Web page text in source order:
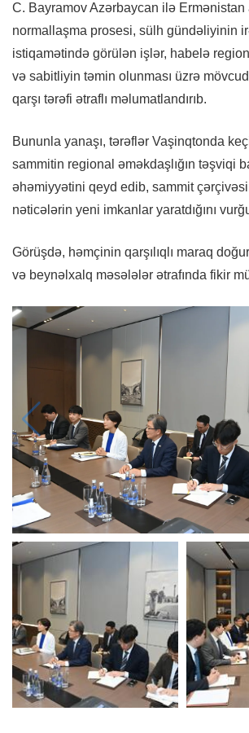
C. Bayramov Azərbaycan ilə Ermənistan
normallaşma prosesi, sülh gündəliyinin
istiqamətində görülən işlər, habelə
və sabitliyin təmin olunması üzrə
qarşı tərəfi ətraflı məlumatlandırıb.
Bununla yanaşı, tərəflər Vaşinqtonda
sammitin regional əməkdaşlığın təşviqi
əhəmiyyətini qeyd edib, sammit
nəticələrin yeni imkanlar yaratdığını
Görüşdə, həmçinin qarşılıqlı maraq
və beynəlxalq məsələlər ətrafında fikir